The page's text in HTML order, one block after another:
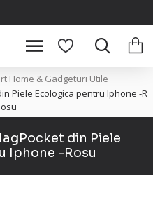
Home & Gadgeturi Utile
Piele Ecologica pentru Iphone -R
osu
din Piele
Iphone -Rosu